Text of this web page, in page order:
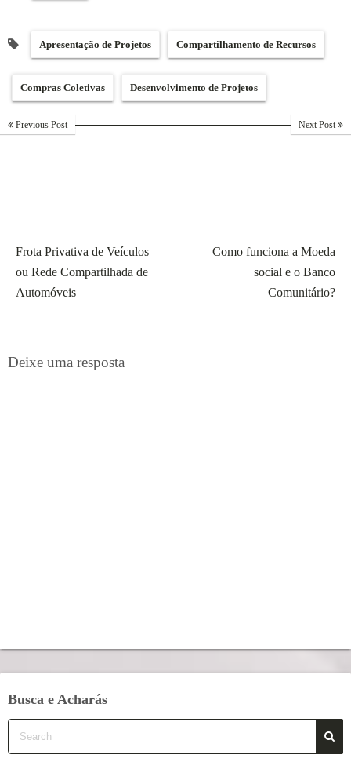
Apresentação de Projetos Compartilhamento de Recursos
Compras Coletivas Desenvolvimento de Projetos
Previous Post
Frota Privativa de Veículos
ou Rede Compartilhada de
Automóveis
Next Post
Como funciona a Moeda
social e o Banco
Comunitário?
Deixe uma resposta
Busca e Acharás